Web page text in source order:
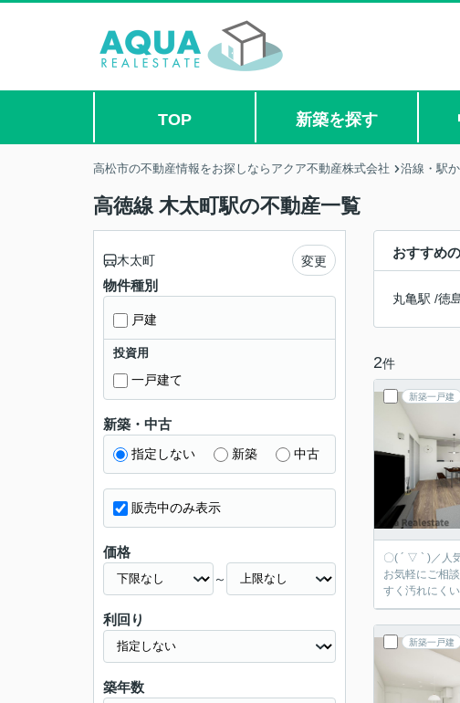
TOP 新築を探す
高松市の不動産情報をお探しならアクア不動産株式会社 沿線・駅
高徳線 木太町駅の不動産一覧
おすすめ
丸亀駅 /徳
2件
新築一戸建
〇( ´ ▽ ` )／人
お気軽にご相談下さい！ 広々としたリビングに充実設備のキッチンを備えた3LDK。駅から徒
すく汚れにく
新築一戸建
木太町 変更
物件種別
戸建
投資用
一戸建て
新築・中古
指定しない 新築 中古
販売中のみ表示
価格
～
利回り
築年数